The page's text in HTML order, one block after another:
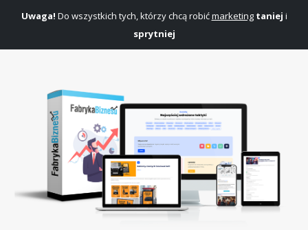
Uwaga! Do wszystkich tych, którzy chcą robićmarketing taniej i
sprytniej